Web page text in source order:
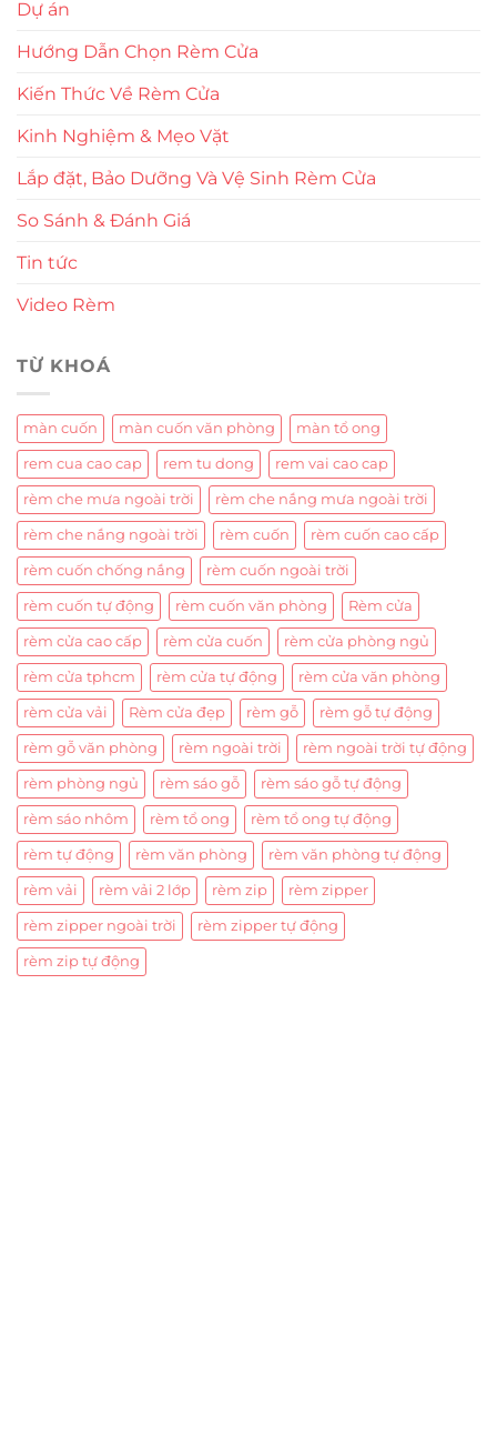
Dự án
Hướng Dẫn Chọn Rèm Cửa
Kiến Thức Về Rèm Cửa
Kinh Nghiệm & Mẹo Vặt
Lắp đặt, Bảo Dưỡng Và Vệ Sinh Rèm Cửa
So Sánh & Đánh Giá
Tin tức
Video Rèm
TỪ KHOÁ
màn cuốn màn cuốn văn phòng màn tổ ong
rem cua cao cap rem tu dong rem vai cao cap
rèm che mưa ngoài trời rèm che nắng mưa ngoài trời
rèm che nắng ngoài trời rèm cuốn rèm cuốn cao cấp
rèm cuốn chống nắng rèm cuốn ngoài trời
rèm cuốn tự động rèm cuốn văn phòng Rèm cửa
rèm cửa cao cấp rèm cửa cuốn rèm cửa phòng ngủ
rèm cửa tphcm rèm cửa tự động rèm cửa văn phòng
rèm cửa vải Rèm cửa đẹp rèm gỗ rèm gỗ tự động
rèm gỗ văn phòng rèm ngoài trời rèm ngoài trời tự động
rèm phòng ngủ rèm sáo gỗ rèm sáo gỗ tự động
rèm sáo nhôm rèm tổ ong rèm tổ ong tự động
rèm tự động rèm văn phòng rèm văn phòng tự động
rèm vải rèm vải 2 lớp rèm zip rèm zipper
rèm zipper ngoài trời rèm zipper tự động
rèm zip tự động